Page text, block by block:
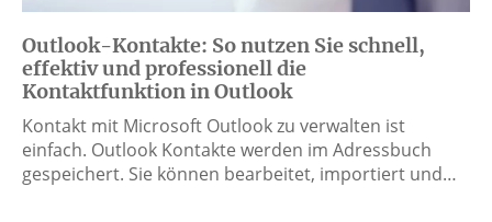
Outlook-Kontakte: So nutzen Sie schnell,
effektiv und professionell die
Kontaktfunktion in Outlook
Kontakt mit Microsoft Outlook zu verwalten ist
einfach. Outlook Kontakte werden im Adressbuch
gespeichert. Sie können bearbeitet, importiert und…